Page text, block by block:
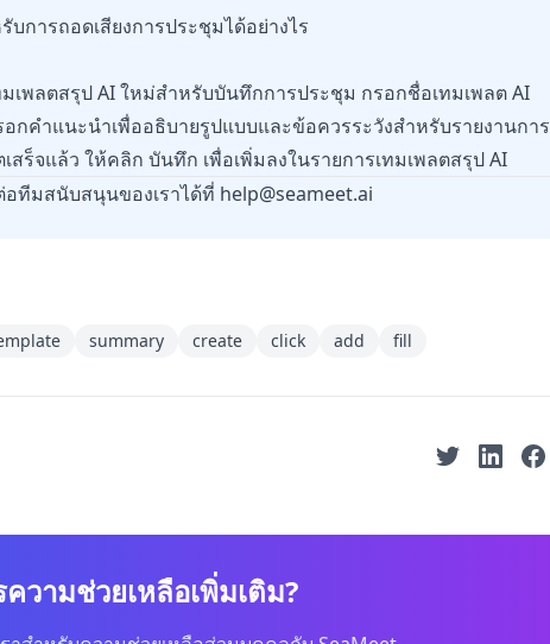
บการถอดเสียงการประชุมได้อย่างไร
เพลตสรุป AI ใหม่สำหรับบันทึกการประชุม กรอกชื่อเทมเพลต AI
กคำแนะนำเพื่ออธิบายรูปแบบและข้อควรระวังสำหรับรายงานการ
สร็จแล้ว ให้คลิก บันทึก เพื่อเพิ่มลงในรายการเทมเพลตสรุป AI
ทีมสนับสนุนของเราได้ที่ help@seameet.ai
summary create click add fill
วามช่วยเหลือเพิ่มเติม?